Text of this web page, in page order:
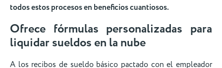
todos estos procesos en beneficios cuantiosos.
Ofrece fórmulas personalizadas para
liquidar sueldos en la nube
A los recibos de sueldo básico pactado con el empleador